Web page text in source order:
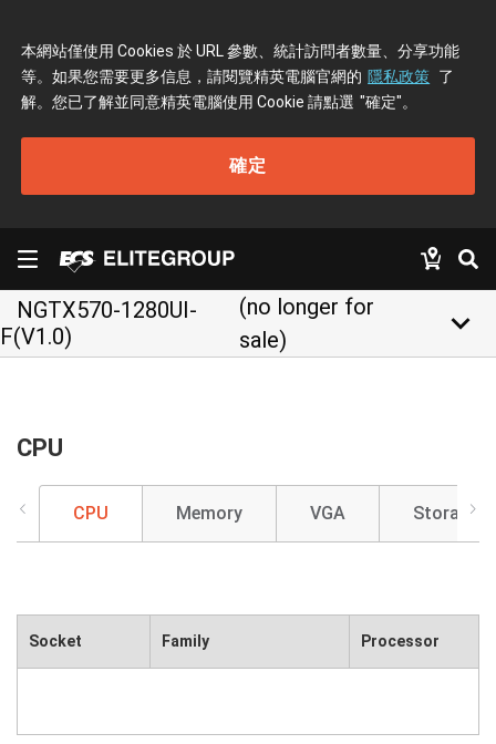
本網站僅使用 Cookies 於 URL 參數、統計訪問者數量、分享功能
等。如果您需要更多信息，請閱覽精英電腦官網的 隱私政策 了
解。您已了解並同意精英電腦使用 Cookie 請點選 "確定"。
確定
NGTX570-1280UI-
F(V1.0)
(no longer for
sale)
keyboard_arrow_down
CPU
CPU Memory VGA Storage
Socket Family Processor